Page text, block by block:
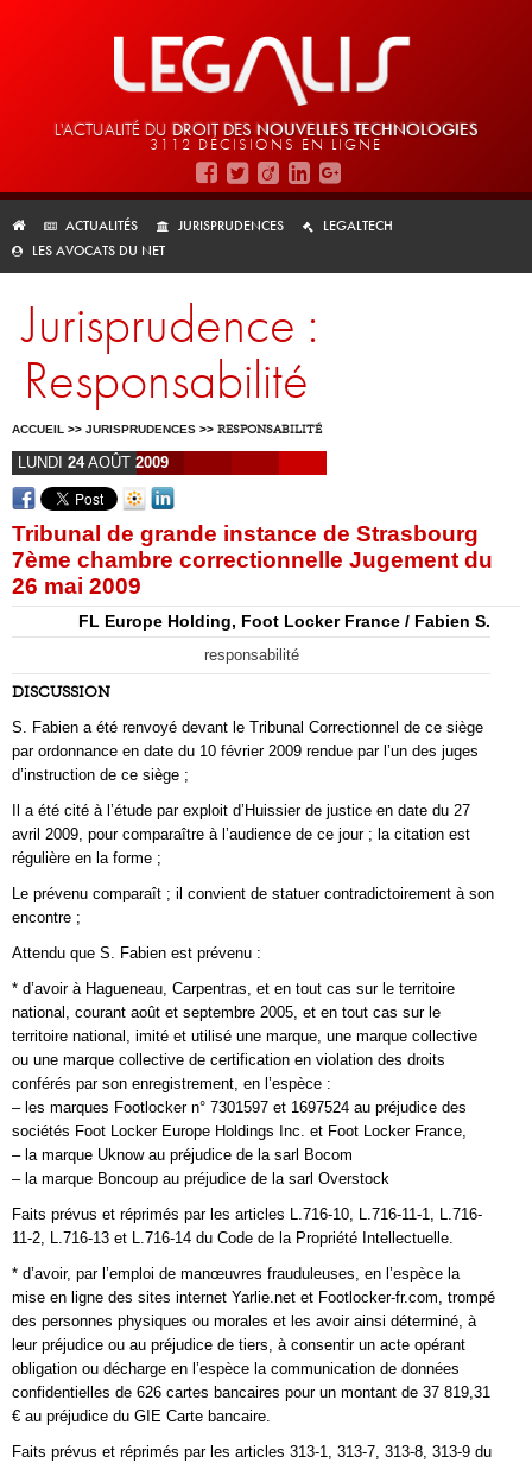
L'ACTUALITÉ DU DROIT DES NOUVELLES TECHNOLOGIES
3112 DÉCISIONS EN LIGNE
ACTUALITÉS JURISPRUDENCES
LEGALTECH
LES AVOCATS DU NET
Jurisprudence :
Responsabilité
ACCUEIL >> JURISPRUDENCES >> RESPONSABILITÉ
LUNDI 24AOÛT 2009
Tribunal de grande instance de Strasbourg
7ème chambre correctionnelle Jugement du
26 mai 2009
FL Europe Holding, Foot Locker France / Fabien S.
responsabilité
DISCUSSION
S. Fabien a été renvoyé devant le Tribunal Correctionnel de ce siège
par ordonnance en date du 10 février 2009 rendue par l’un des juges
d’instruction de ce siège ;
Il a été cité à l’étude par exploit d’Huissier de justice en date du 27
avril 2009, pour comparaître à l’audience de ce jour ; la citation est
régulière en la forme ;
Le prévenu comparaît ; il convient de statuer contradictoirement à son
encontre ;
Attendu que S. Fabien est prévenu :
* d’avoir à Hagueneau, Carpentras, et en tout cas sur le territoire
national, courant août et septembre 2005, et en tout cas sur le
territoire national, imité et utilisé une marque, une marque collective
ou une marque collective de certification en violation des droits
conférés par son enregistrement, en l’espèce :
– les marques Footlocker n° 7301597 et 1697524 au préjudice des
sociétés Foot Locker Europe Holdings Inc. et Foot Locker France,
– la marque Uknow au préjudice de la sarl Bocom
– la marque Boncoup au préjudice de la sarl Overstock
Faits prévus et réprimés par les articles L.716-10, L.716-11-1, L.716-
11-2, L.716-13 et L.716-14 du Code de la Propriété Intellectuelle.
* d’avoir, par l’emploi de manœuvres frauduleuses, en l’espèce la
mise en ligne des sites internet Yarlie.net et Footlocker-fr.com, trompé
des personnes physiques ou morales et les avoir ainsi déterminé, à
leur préjudice ou au préjudice de tiers, à consentir un acte opérant
obligation ou décharge en l’espèce la communication de données
confidentielles de 626 cartes bancaires pour un montant de 37 819,31
€ au préjudice du GIE Carte bancaire.
Faits prévus et réprimés par les articles 313-1, 313-7, 313-8, 313-9 du